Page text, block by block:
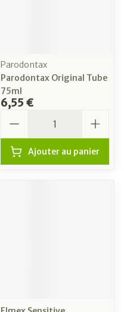
Parodontax
Parodontax Original Tube
75ml
6,55 €
Ajouter au panier